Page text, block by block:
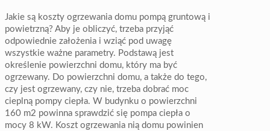
Jakie są koszty ogrzewania domu pompą gruntową i
powietrzną? Aby je obliczyć, trzeba przyjąć
odpowiednie założenia i wziąć pod uwagę
wszystkie ważne parametry. Podstawą jest
określenie powierzchni domu, który ma być
ogrzewany. Do powierzchni domu, a także do tego,
czy jest ogrzewany, czy nie, trzeba dobrać moc
cieplną pompy ciepła. W budynku o powierzchni
160 m2 powinna sprawdzić się pompa ciepła o
mocy 8 kW. Koszt ogrzewania nią domu powinien